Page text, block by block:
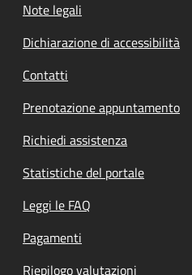
Note legali
Dichiarazione di accessibilità
Contatti
Prenotazione appuntamento
Richiedi assistenza
Statistiche del portale
Leggi le FAQ
Pagamenti
Riepilogo valutazioni